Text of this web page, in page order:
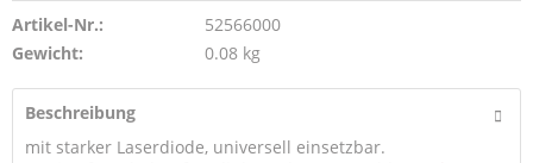
Artikel-Nr.:
52566000
Gewicht:
0.08 kg
Beschreibung
mit starker Laserdiode, universell einsetzbar.